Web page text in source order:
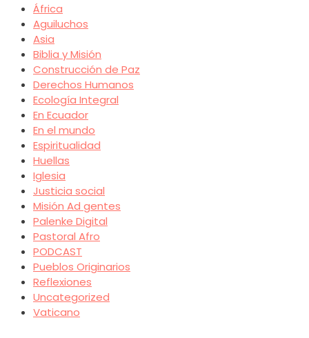
África
Aguiluchos
Asia
Biblia y Misión
Construcción de Paz
Derechos Humanos
Ecología Integral
En Ecuador
En el mundo
Espiritualidad
Huellas
Iglesia
Justicia social
Misión Ad gentes
Palenke Digital
Pastoral Afro
PODCAST
Pueblos Originarios
Reflexiones
Uncategorized
Vaticano